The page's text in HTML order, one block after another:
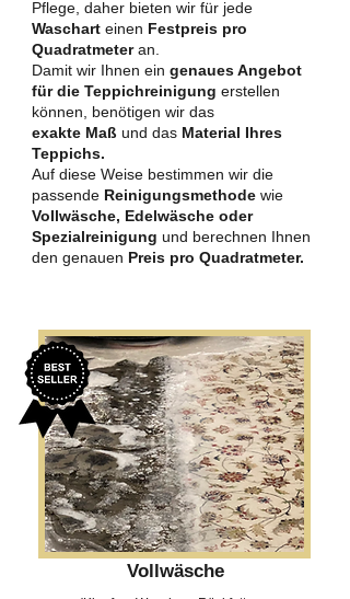
Pflege, daher bieten wir für jede
Waschart einen Festpreis pro
Quadratmeteran.
Damit wir Ihnen ein genaues Angebot
für die Teppichreinigung erstellen
können, benötigen wir das
exakte Maß und das Material Ihres
Teppichs.
Auf diese Weise bestimmen wir die
passende Reinigungsmethode wie
Vollwäsche, Edelwäsche oder
Spezialreinigung und berechnen Ihnen
den genauen Preis pro Quadratmeter.
Vollwäsche